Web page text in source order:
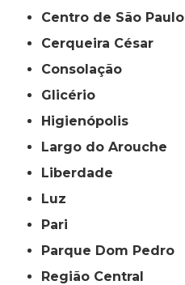
Centro de São Paulo
Cerqueira César
Consolação
Glicério
Higienópolis
Largo do Arouche
Liberdade
Luz
Pari
Parque Dom Pedro
Região Central